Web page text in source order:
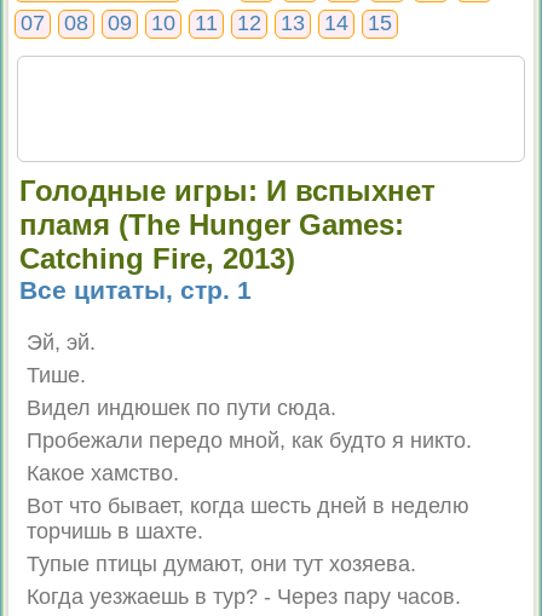
07
08 09 10 11 12 13 14 15
Голодные игры: И вспыхнет
пламя (The Hunger Games:
Catching Fire, 2013)
Все цитаты, стр. 1
Эй, эй.
Тише.
Видел индюшек по пути сюда.
Пробежали передо мной, как будто я никто.
Какое хамство.
Вот что бывает, когда шесть дней в неделю
торчишь в шахте.
Тупые птицы думают, они тут хозяева.
Когда уезжаешь в тур? - Через пару часов.